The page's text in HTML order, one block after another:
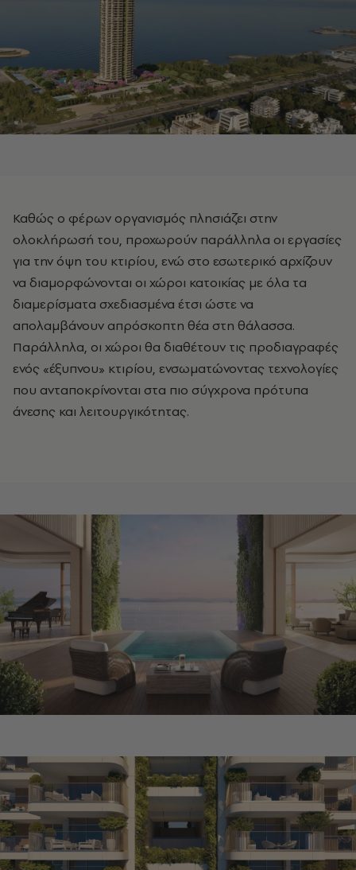
Καθώς ο φέρων οργανισμός πλησιάζει στην
ολοκλήρωσή του, προχωρούν παράλληλα οι εργασίες
για την όψη του κτιρίου, ενώ στο εσωτερικό αρχίζουν
να διαμορφώνονται οι χώροι κατοικίας με όλα τα
διαμερίσματα σχεδιασμένα έτσι ώστε να
απολαμβάνουν απρόσκοπτη θέα στη θάλασσα.
Παράλληλα, οι χώροι θα διαθέτουν τις προδιαγραφές
ενός «έξυπνου» κτιρίου, ενσωματώνοντας τεχνολογίες
που ανταποκρίνονται στα πιο σύγχρονα πρότυπα
άνεσης και λειτουργικότητας.